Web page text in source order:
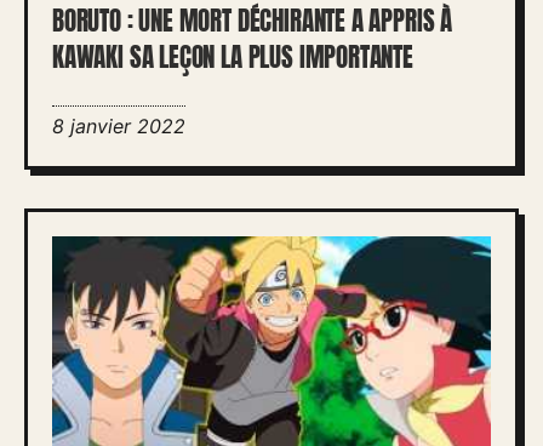
BORUTO : UNE MORT DÉCHIRANTE A APPRIS À
KAWAKI SA LEÇON LA PLUS IMPORTANTE
8 janvier 2022